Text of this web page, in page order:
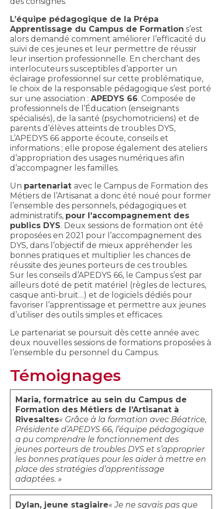
L’équipe pédagogique de la Prépa
Apprentissage du Campus de Formation s’est
alors demandé comment améliorer l’efficacité du
suivi de ces jeunes et leur permettre de réussir
leur insertion professionnelle. En cherchant des
interlocuteurs susceptibles d’apporter un
éclairage professionnel sur cette problématique,
le choix de la responsable pédagogique s’est porté
sur une association : APEDYS 66. Composée de
professionnels de l’Éducation (enseignants
spécialisés), de la santé (psychomotriciens) et de
parents d’élèves atteints de troubles DYS,
L’APEDYS 66 apporte écoute, conseils et
informations ; elle propose également des ateliers
d’appropriation des usages numériques afin
d’accompagner les familles.
Un partenariat avec le Campus de Formation des
Métiers de l’Artisanat a donc été noué pour former
l’ensemble des personnels, pédagogiques et
administratifs, pour l’accompagnement des
publics DYS. Deux sessions de formation ont été
proposées en 2021 pour l’accompagnement des
DYS, dans l’objectif de mieux appréhender les
bonnes pratiques et multiplier les chances de
réussite des jeunes porteurs de ces troubles.
Sur les conseils d’APEDYS 66, le Campus s’est par
ailleurs doté de petit matériel (règles de lectures,
casque anti-bruit…) et de logiciels dédiés pour
favoriser l’apprentissage et permettre aux jeunes
d’utiliser des outils simples et efficaces.
Le partenariat se poursuit dès cette année avec
deux nouvelles sessions de formations proposées à
l’ensemble du personnel du Campus.
Témoignages
Maria, formatrice au sein du Campus de
Formation des Métiers de l’Artisanat à
Rivesaltes« Grâce à la formation avec Béatrice,
Présidente d’APEDYS 66, l’équipe pédagogique
a pu comprendre le fonctionnement des
jeunes porteurs de troubles DYS et s’approprier
les bonnes pratiques pour les aider à mettre en
place des stratégies d’apprentissage
adaptées. »
Dylan, jeune stagiaire« Je ne savais pas que